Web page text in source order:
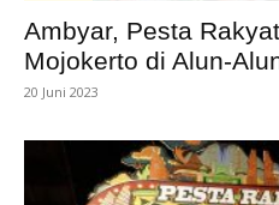
Ambyar, Pesta
Mojokerto di Alun-
20 Juni 2023